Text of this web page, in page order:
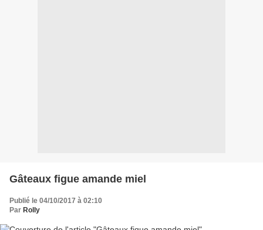
Gâteaux figue amande miel
Publié le 04/10/2017 à 02:10
Par Rolly